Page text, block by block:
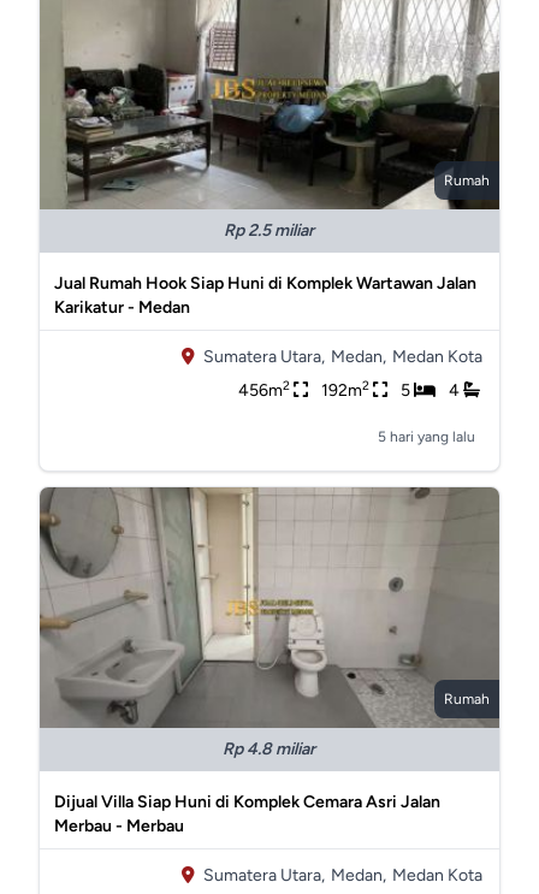
Rumah
Rp 2.5 miliar
Jual Rumah Hook Siap Huni di Komplek Wartawan Jalan
Karikatur - Medan
Sumatera Utara, Medan, Medan Kota
456m2 192m2 5 4
5 hari yang lalu
Rumah
Rp 4.8 miliar
Dijual Villa Siap Huni di Komplek Cemara Asri Jalan
Merbau - Merbau
Sumatera Utara, Medan, Medan Kota